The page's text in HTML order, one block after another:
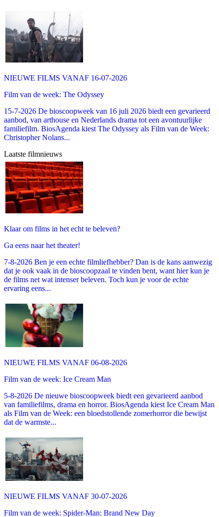
NIEUWE FILMS VANAF 16-07-2026
Film van de week: The Odyssey
15-7-2026 De bioscoopweek van 16 juli 2026 biedt een gevarieerd
aanbod, van arthouse en Nederlands drama tot een avontuurlijke
familiefilm. BiosAgenda kiest The Odyssey als Film van de Week:
Christopher Nolans...
Laatste filmnieuws
Klaar om films in het echt te beleven?
Ga eens naar het theater!
7-8-2026 Ben je een echte filmliefhebber? Dan is de kans aanwezig
dat je ook vaak in de bioscoopzaal te vinden bent, want hier kun je
de films net wat intenser beleven. Toch kun je voor de echte
ervaring eens...
NIEUWE FILMS VANAF 06-08-2026
Film van de week: Ice Cream Man
5-8-2026 De nieuwe bioscoopweek biedt een gevarieerd aanbod
van familiefilms, drama en horror. BiosAgenda kiest Ice Cream Man
als Film van de Week: een bloedstollende zomerhorror die bewijst
dat de warmste...
NIEUWE FILMS VANAF 30-07-2026
Film van de week: Spider-Man: Brand New Day